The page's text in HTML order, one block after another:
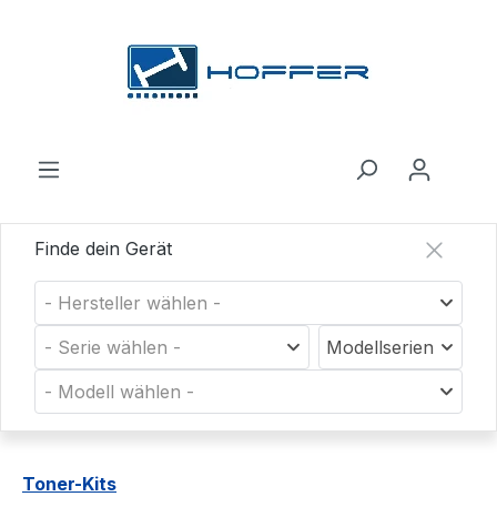
Finde dein Gerät
- Hersteller wählen -
- Serie wählen -
Modellserien
- Modell wählen -
Toner-Kits